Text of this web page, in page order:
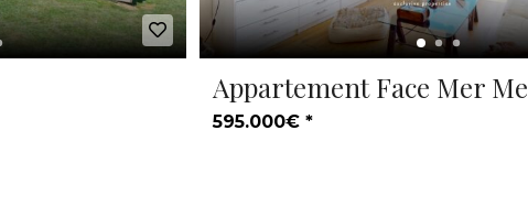
Appartement Face Mer
595.000€ *